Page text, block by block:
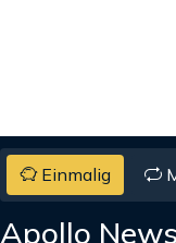
Einmalig
Apollo